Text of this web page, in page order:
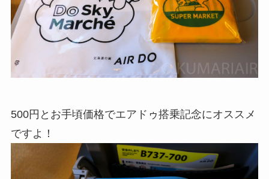
500円とお手頃価格でエアドゥ搭乗記念にオススメ
ですよ！